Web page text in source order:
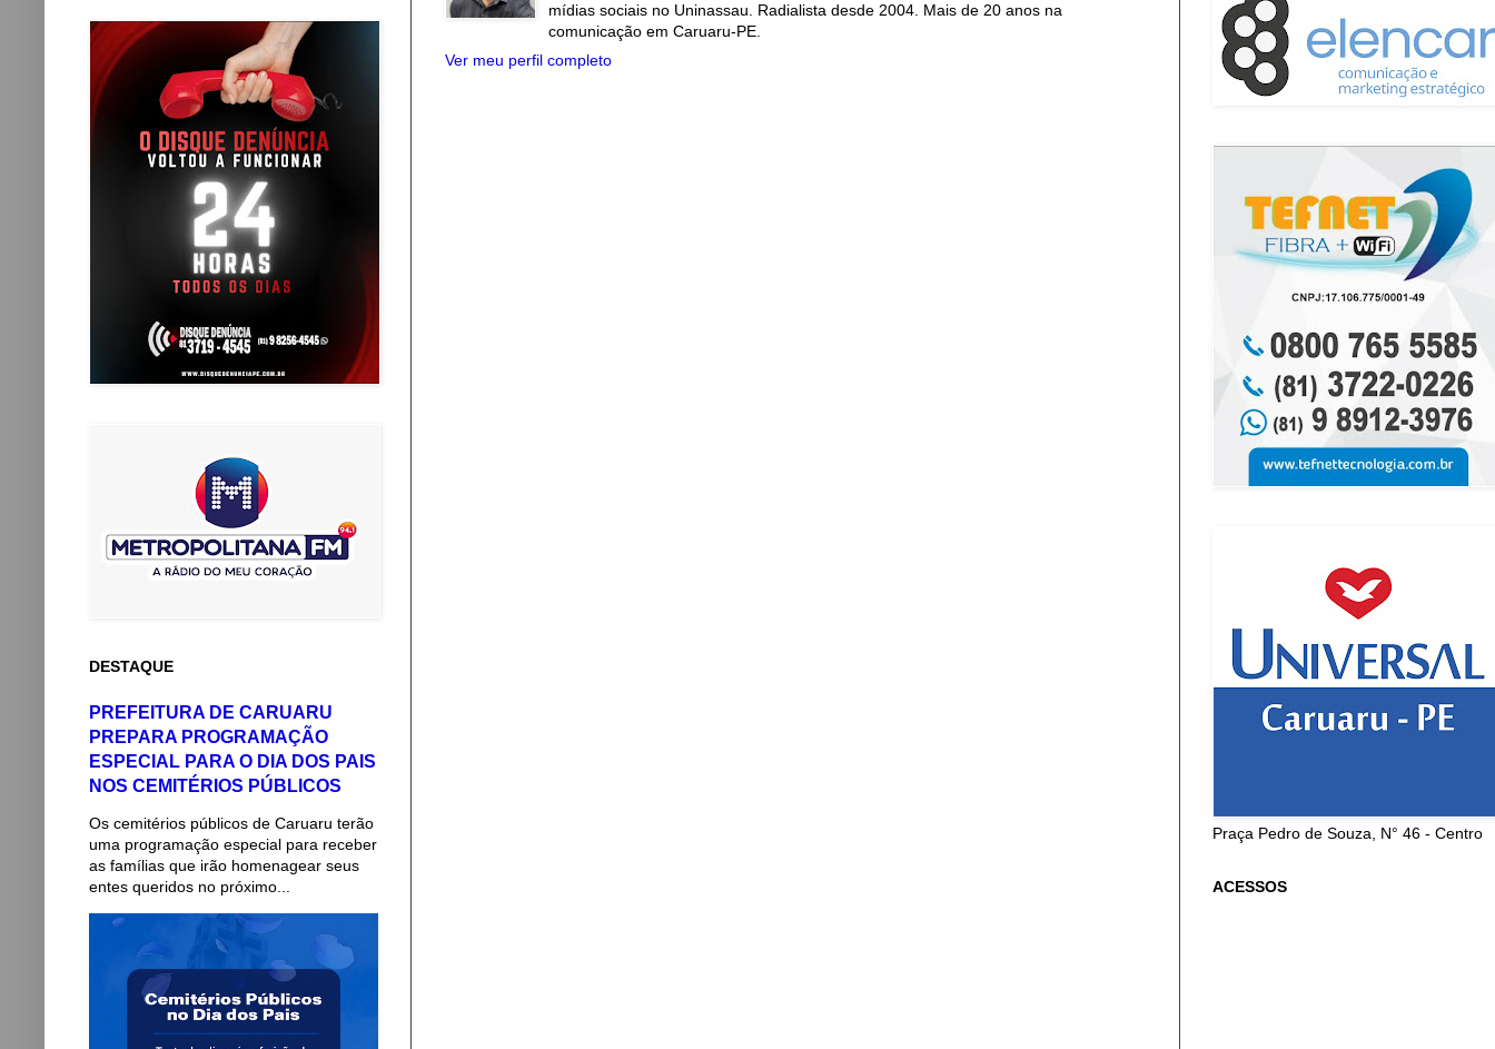
mídias sociais no Uninassau. Radialista desde 2004. Mais de 20 anos na
comunicação em Caruaru-PE.
Ver meu perfil completo
DESTAQUE
PREFEITURA DE CARUARU
PREPARA PROGRAMAÇÃO
ESPECIAL PARA O DIA DOS PAIS
NOS CEMITÉRIOS PÚBLICOS
Os cemitérios públicos de Caruaru terão
uma programação especial para receber
as famílias que irão homenagear seus
entes queridos no próximo...
Praça Pedro de Souza, N° 46 - Centro
ACESSOS